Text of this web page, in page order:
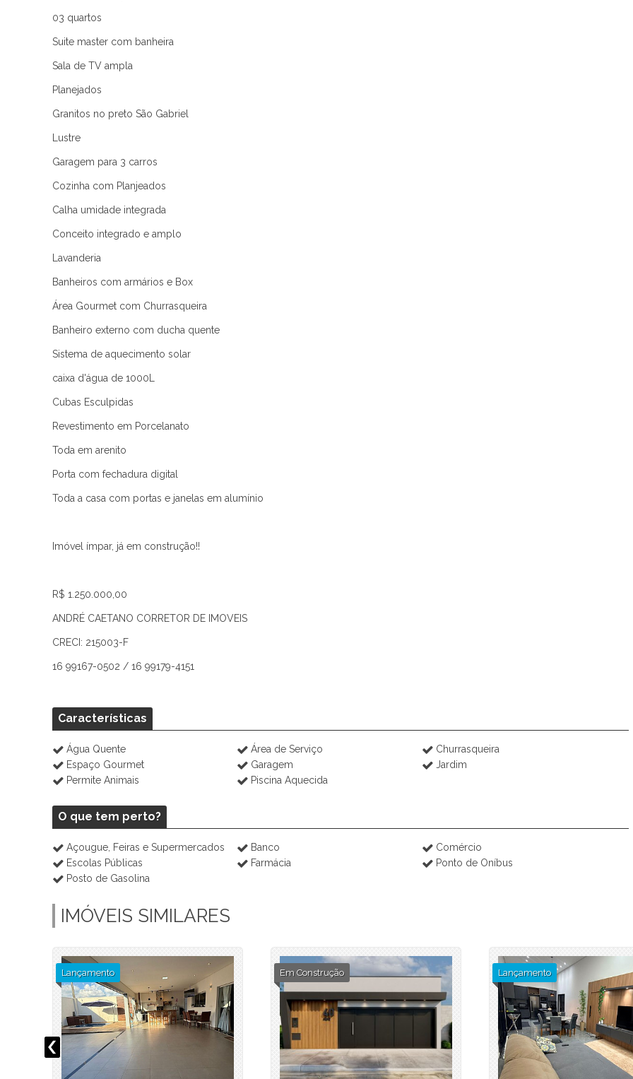
03 quartos
Suite master com banheira
Sala de TV ampla
Planejados
Granitos no preto São Gabriel
Lustre
Garagem para 3 carros
Cozinha com Planjeados
Calha umidade integrada
Conceito integrado e amplo
Lavanderia
Banheiros com armários e Box
Área Gourmet com Churrasqueira
Banheiro externo com ducha quente
Sistema de aquecimento solar
caixa d'água de 1000L
Cubas Esculpidas
Revestimento em Porcelanato
Toda em arenito
Porta com fechadura digital
Toda a casa com portas e janelas em alumínio
Imóvel ímpar, já em construção!!
R$ 1.250.000,00
ANDRÉ CAETANO CORRETOR DE IMOVEIS
CRECI: 215003-F
16 99167-0502 / 16 99179-4151
Características
Água Quente Área de Serviço
Churrasqueira
Espaço Gourmet
Garagem
Jardim
Permite Animais
Piscina Aquecida
O que tem perto?
Açougue, Feiras e Supermercados Banco
Comércio
Escolas Públicas
Farmácia
Ponto de Oníbus
Posto de Gasolina
IMÓVEIS SIMILARES
Lançamento Em Construção Lançamento